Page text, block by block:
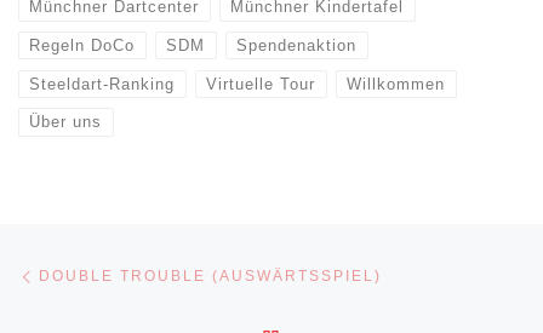
Münchner Dartcenter Münchner Kindertafel
Regeln DoCo SDM Spendenaktion
Steeldart-Ranking Virtuelle Tour Willkommen
Über uns
Beitragsnavigation
DOUBLE TROUBLE (AUSWÄRTSSPIEL)